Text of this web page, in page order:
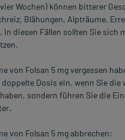
Wochen) können bitterer
Blähungen, Alpträume,
In diesen Fällen sollten Sie sich
von Folsan 5 mg vergessen
Dosis ein, wenn Sie die
sondern führen Sie die
von Folsan 5 mg abbrechen: